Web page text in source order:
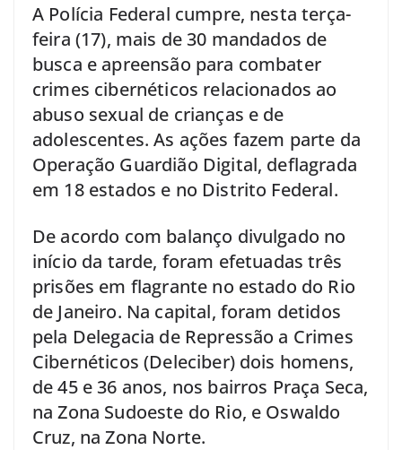
A Polícia Federal cumpre, nesta terça-
feira (17), mais de 30 mandados de
busca e apreensão para combater
crimes cibernéticos relacionados ao
abuso sexual de crianças e de
adolescentes. As ações fazem parte da
Operação Guardião Digital, deflagrada
em 18 estados e no Distrito Federal.
De acordo com balanço divulgado no
início da tarde, foram efetuadas três
prisões em flagrante no estado do Rio
de Janeiro. Na capital, foram detidos
pela Delegacia de Repressão a Crimes
Cibernéticos (Deleciber) dois homens,
de 45 e 36 anos, nos bairros Praça Seca,
na Zona Sudoeste do Rio, e Oswaldo
Cruz, na Zona Norte.